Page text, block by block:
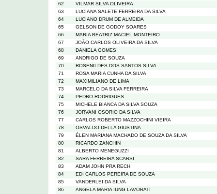
62
VILMAR SILVA OLIVEIRA
63
LUCIANA SALETE FERREIRA DA SILVA
64
LUCIANO DRUM DE ALMEIDA
65
GELSON DE GODOY SOARES
66
MARIA BEATRIZ MACIEL MONTEIRO
67
JOÃO CARLOS OLIVEIRA DA SILVA
68
DANIELA GOMES
69
ANDRIGO DE SOUZA
70
ROSENILDES DOS SANTOS SILVA
71
ROSA MARIA CUNHA DA SILVA
72
MAXIMILIANO DE LIMA
73
MARCELO DA SILVA FERREIRA
74
PEDRO RODRIGUES
75
MICHELE BIANCA DA SILVA SOUZA
76
JORVANI OSORIO DA SILVA
77
CARLOS ROBERTO MAZZOCHINI VIEIRA
78
OSVALDO DELLA GIUSTINA
79
ÉLEN MARIANA MACHADO DE SOUZA DA SILVA
80
RICARDO ZANCHIN
81
ALBERTO MENEGUZZI
82
SARA FERREIRA SCARSI
83
ADAM JOHN PRA RECH
84
EDI CARLOS PEREIRA DE SOUZA
85
VANDERLEI DA SILVA
86
ANGELA MARIA IUNG LAVORATI